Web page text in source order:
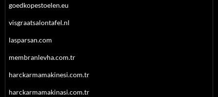
goedkopestoelen.eu
visgraatsalontafel.nl
lasparsan.com
membranlevha.com.tr
harckarmamakinesi.com.tr
harckarmamakinasi.com.tr